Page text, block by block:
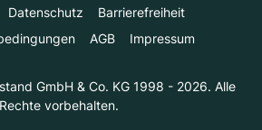
Datenschutz
Barrierefreiheit
AGB Impressum
GmbH & Co. KG 1998 - 2026. Alle
Rechte vorbehalten.